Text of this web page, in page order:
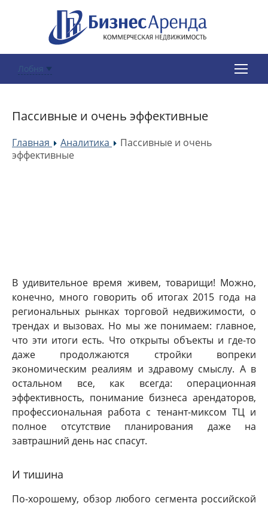
Лобня
Пассивные и очень эффективные
Главная »
Аналитика »Пассивные и очень
эффективные
В удивительное время живем, товарищи! Можно,
конечно, много говорить об итогах 2015 года на
региональных рынках торговой недвижимости, о
трендах и вызовах. Но мы же понимаем: главное,
что эти итоги есть. Что открыты объекты и где-то
даже продолжаются стройки вопреки
экономическим реалиям и здравому смыслу. А в
остальном все, как всегда: операционная
эффективность, понимание бизнеса арендаторов,
профессиональная работа с тенант-миксом ТЦ и
полное отсутствие планирования даже на
завтрашний день нас спасут.
И тишина
По-хорошему, обзор любого сегмента российской